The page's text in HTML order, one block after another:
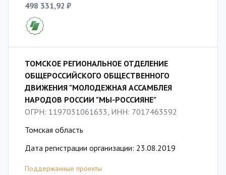
498 331,92 ₽
ТОМСКОЕ РЕГИОНАЛЬНОЕ ОТДЕЛЕНИЕ
ОБЩЕРОССИЙСКОГО ОБЩЕСТВЕННОГО
ДВИЖЕНИЯ "МОЛОДЕЖНАЯ АССАМБЛЕЯ
НАРОДОВ РОССИИ "МЫ-РОССИЯНЕ"
ОГРН: 1197031061633, ИНН: 7017463592
Томская область
Дата регистрации организации: 23.08.2019
Поддержанные проекты